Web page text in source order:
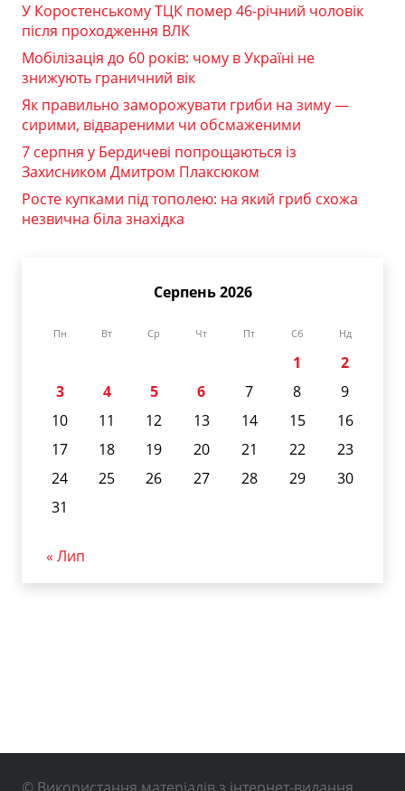
У Коростенському ТЦК помер 46-річний чоловік
після проходження ВЛК
Мобілізація до 60 років: чому в Україні не
знижують граничний вік
Як правильно заморожувати гриби на зиму —
сирими, відвареними чи обсмаженими
7 серпня у Бердичеві попрощаються із
Захисником Дмитром Плаксюком
Росте купками під тополею: на який гриб схожа
незвична біла знахідка
Серпень 2026
Пн Вт Ср Чт Пт Сб Нд
1
2
3
4 5 6 7 8
9
10
11 12 13 14 15
16
17
18 19 20 21 22
23
24
25 26 27 28 29
30
31
« Лип
© Використання матеріалів з інтернет-видання